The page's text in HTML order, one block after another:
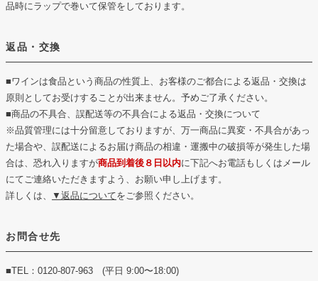
品時にラップで巻いて保管をしております。
返品・交換
■ワインは食品という商品の性質上、お客様のご都合による返品・交換は
原則としてお受けすることが出来ません。予めご了承ください。
■商品の不具合、誤配送等の不具合による返品・交換について
※品質管理には十分留意しておりますが、万一商品に異変・不具合があっ
た場合や、誤配送によるお届け商品の相違・運搬中の破損等が発生した場
合は、恐れ入りますが商品到着後８日以内に下記へお電話もしくはメール
にてご連絡いただきますよう、お願い申し上げます。
詳しくは、
▼返品についてをご参照ください。
お問合せ先
■TEL：0120-807-963 (平日 9:00〜18:00)